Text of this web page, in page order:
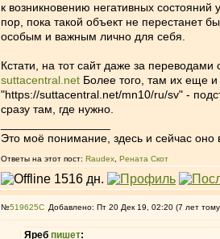
к возникновению негативных
пор, пока такой объект не перестанет
особым и важным лично для себя.
Кстати, на тот сайт даже за переводами
suttacentral.net Более того, там их еще и
"https://suttacentral.net/mn10/ru/sv" -
сразу там, где нужно.
Это моё понимание, здесь и сейчас оно
Ответы на этот пост: Raudex Рената Скот
№519625 Добавлено: Пт 20 Дек 19, 02:20 (7 лет
Яреб пишет: